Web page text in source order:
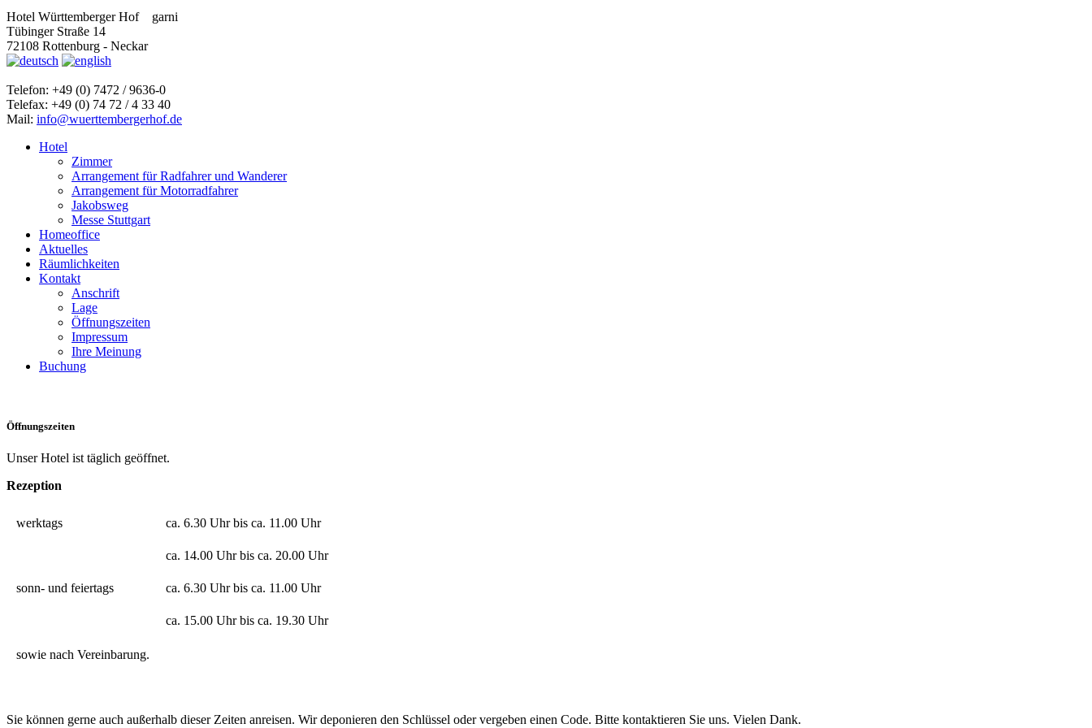
Hotel Württemberger Hof
garni
Tübinger Straße 14
72108 Rottenburg - Neckar
Telefon: +49 (0) 7472 / 9636-0
Telefax: +49 (0) 74 72 / 4 33 40
Mail: info@wuerttembergerhof.de
Hotel
Zimmer
Arrangement für Radfahrer und Wanderer
Arrangement für Motorradfahrer
Jakobsweg
Messe Stuttgart
Homeoffice
Aktuelles
Räumlichkeiten
Kontakt
Anschrift
Lage
Öffnungszeiten
Impressum
Ihre Meinung
Buchung
Öffnungszeiten
Unser Hotel ist täglich geöffnet.
Rezeption
werktags ca. 6.30 Uhr bis ca. 11.00 Uhr
ca. 14.00 Uhr bis ca. 20.00 Uhr
sonn- und feiertags ca. 6.30 Uhr bis ca. 11.00 Uhr
ca. 15.00 Uhr bis ca. 19.30 Uhr
sowie nach Vereinbarung.
Sie können gerne auch außerhalb dieser Zeiten anreisen. Wir deponieren den Schlüssel oder vergeben einen Code. Bitte kontaktieren Sie uns. Vielen Dank.